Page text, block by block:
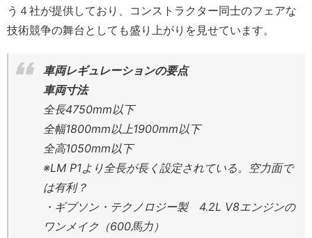
う４社が提供しており、コンストラクター同士のフェアな
技術競争の舞台としても盛り上がりを見せています。
車両レギュレーションの要点
車両寸法
全長4750mm以下
全幅1800mm以上1900mm以下
全高1050mm以下
※LM P1より全長が長く設定されている。空力面で
は有利？
・ギブソン・テクノロジー製 4.2L V8エンジンの
ワンメイク（600馬力）